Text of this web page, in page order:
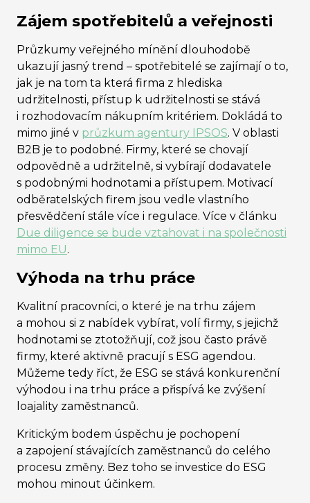
Zájem spotřebitelů a veřejnosti
Průzkumy veřejného mínění dlouhodobě
ukazují jasný trend – spotřebitelé se zajímají o to,
jak je na tom ta která firma z hlediska
udržitelnosti, přístup k udržitelnosti se stává
i rozhodovacím nákupním kritériem. Dokládá to
mimo jiné v průzkum agentury IPSOS. V oblasti
B2B je to podobné. Firmy, které se chovají
odpovědně a udržitelně, si vybírají dodavatele
s podobnými hodnotami a přístupem. Motivací
odběratelských firem jsou vedle vlastního
přesvědčení stále více i regulace. Více v článku
Due diligence se bude vztahovat i na společnosti
mimo EU.
Výhoda na trhu práce
Kvalitní pracovníci, o které je na trhu zájem
a mohou si z nabídek vybírat, volí firmy, s jejichž
hodnotami se ztotožňují, což jsou často právě
firmy, které aktivně pracují s ESG agendou.
Můžeme tedy říct, že ESG se stává konkurenční
výhodou i na trhu práce a přispívá ke zvýšení
loajality zaměstnanců.
Kritickým bodem úspěchu je pochopení
a zapojení stávajících zaměstnanců do celého
procesu změny. Bez toho se investice do ESG
mohou minout účinkem.